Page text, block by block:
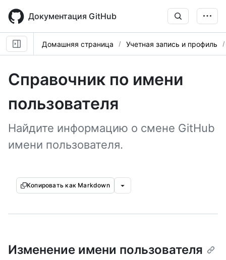
main
content
Документация GitHub
Домашняя страница Учетная запись и профиль
Справочник по имени
пользователя
Найдите информацию о смене GitHub
имени пользователя.
Копировать как Markdown
Изменение имени пользователя